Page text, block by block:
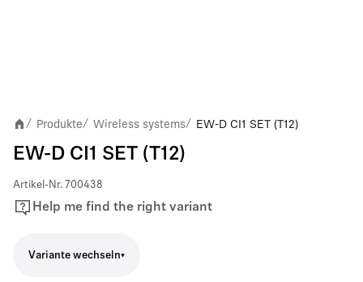
/ Produkte/ Wireless systems/ EW-D CI1 SET (T12)
EW-D CI1 SET (T12)
Artikel-Nr. 700438
Help me find the right variant
Variante wechseln